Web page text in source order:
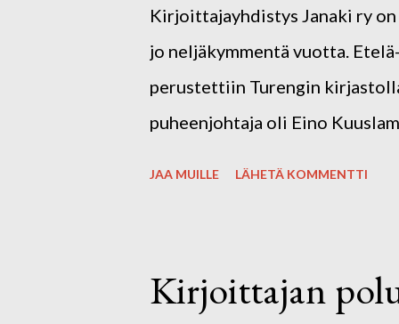
Kirjoittajayhdistys Janaki ry
jo neljäkymmentä vuotta.
perustettiin Turengin
puheenjohtaja oli Eino
edistää kaikenikäisten
JAA MUILLE LÄHETÄ KOMMENTTI
Kirjoittajan